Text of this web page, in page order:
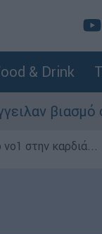
& Drink
20 μέρες
στην καρδιά...